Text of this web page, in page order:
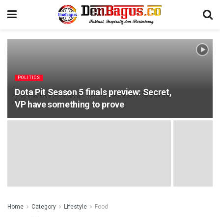
POLITICS
Dota Pit Season 5 finals preview: Secret,
VP have something to prove
Home Category Lifestyle Food